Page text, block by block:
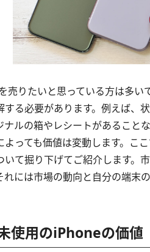
売りたいと思っている方は多い
する必要があります。例えば、
ナルの箱やレシートがあること
よっても価値は変動します。こ
いて掘り下げてご紹介します。
れには市場の動向と自分の端末
使用のiPhoneの価値